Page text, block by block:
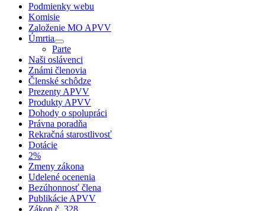
Podmienky webu
Komisie
Založenie MO APVV
Úmrtia
Parte
Naši oslávenci
Známi členovia
Členské schôdze
Prezenty APVV
Produkty APVV
Dohody o spolupráci
Právna poradňa
Rekračná starostlivosť
Dotácie
2%
Zmeny zákona
Udelené ocenenia
Bezúhonnosť člena
Publikácie APVV
Zákon č. 328